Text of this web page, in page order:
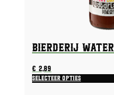
Bierderij
€2,89
Selecteer opties